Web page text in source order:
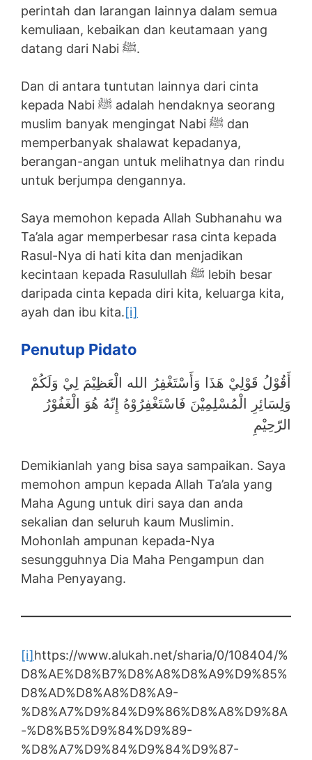
perintah dan larangan lainnya dalam semua
kemuliaan, kebaikan dan keutamaan yang
datang dari Nabi ﷺ.
Dan di antara tuntutan lainnya dari cinta
kepada Nabi ﷺ adalah hendaknya seorang
muslim banyak mengingat Nabi ﷺ dan
memperbanyak shalawat kepadanya,
berangan-angan untuk melihatnya dan rindu
untuk berjumpa dengannya.
Saya memohon kepada Allah Subhanahu wa
Ta’ala agar memperbesar rasa cinta kepada
Rasul-Nya di hati kita dan menjadikan
kecintaan kepada Rasulullah ﷺ lebih besar
daripada cinta kepada diri kita, keluarga kita,
ayah dan ibu kita.[i]
Penutup Pidato
أَقُوْلُ قَوْلِيْ هَذَا وَأَسْتَغْفِرُ الله الْعَظِيْمَ لِيْ وَلَكُمْ
وَلِسَائِرِ الْمُسْلِمِيْنَ فَاسْتَغْفِرُوْهُ إِنّهُ هُوَ الْغَفُوْرُ
الرّحِيْمِ
Demikianlah yang bisa saya sampaikan. Saya
memohon ampun kepada Allah Ta’ala yang
Maha Agung untuk diri saya dan anda
sekalian dan seluruh kaum Muslimin.
Mohonlah ampunan kepada-Nya
sesungguhnya Dia Maha Pengampun dan
Maha Penyayang.
[i]https://www.alukah.net/sharia/0/108404/%
D8%AE%D8%B7%D8%A8%D8%A9%D9%85%
D8%AD%D8%A8%D8%A9-
%D8%A7%D9%84%D9%86%D8%A8%D9%8A
-%D8%B5%D9%84%D9%89-
%D8%A7%D9%84%D9%84%D9%87-